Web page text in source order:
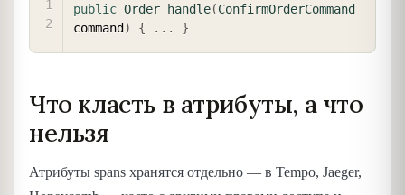
public Order handle(ConfirmOrderCommand
command ) { . . . }
Что класть в атрибуты, а что
нельзя
Атрибуты spans хранятся отдельно — в Tempo, Jaeger,